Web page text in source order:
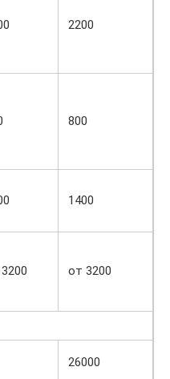
2200
800
1400
от 3200
26000